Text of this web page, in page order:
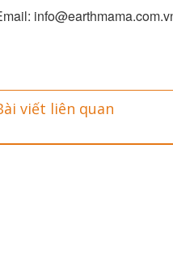
viết liên quan